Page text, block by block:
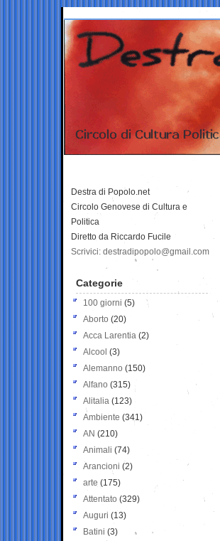
Destra di Popolo.net
Circolo Genovese di Cultura e
Politica
Diretto da Riccardo Fucile
Scrivici: destradipopolo@gmail.com
Categorie
100 giorni (5)
Aborto (20)
Acca Larentia (2)
Alcool (3)
Alemanno (150)
Alfano (315)
Alitalia (123)
Ambiente (341)
AN (210)
Animali (74)
Arancioni (2)
arte (175)
Attentato (329)
Auguri (13)
Batini (3)